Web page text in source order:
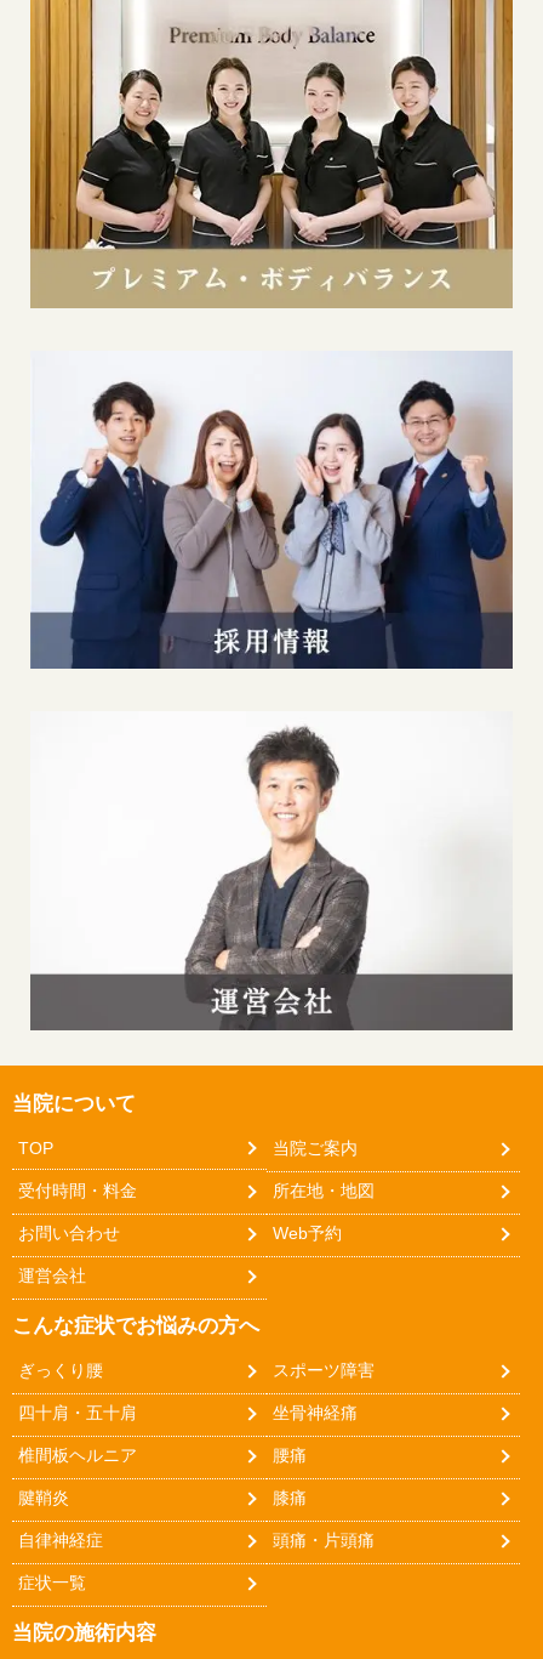
当院について
TOP 当院ご案内
受付時間・料金 所在地・地図
お問い合わせ Web予約
運営会社
こんな症状でお悩みの方へ
ぎっくり腰 スポーツ障害
四十肩・五十肩 坐骨神経痛
椎間板ヘルニア 腰痛
腱鞘炎 膝痛
自律神経症 頭痛・片頭痛
症状一覧
当院の施術内容